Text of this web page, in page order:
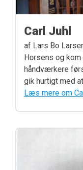
Carl Juhl
af Lars Bo
Horsens og
håndværkere
gik hurtigt med
Læs mere om